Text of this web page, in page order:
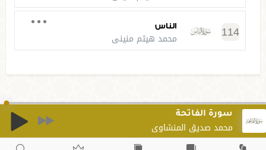
114 الناس
محمد هيثم منيني
سورة الفاتحة
محمد صديق المنشاوي